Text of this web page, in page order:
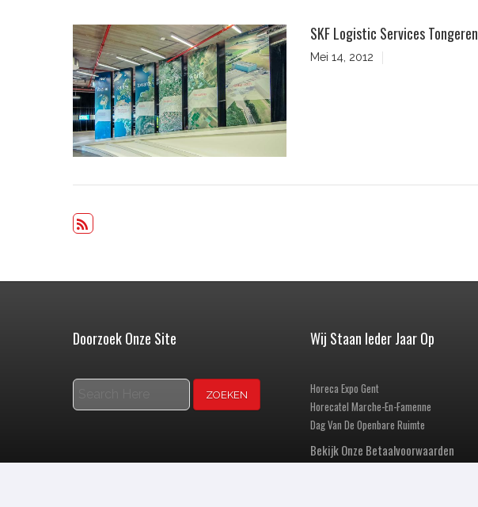
SKF Logistic Services Tongeren
Mei 14, 2012
Doorzoek Onze Site Wij Staan Ieder Jaar Op
Horeca Expo Gent
Horecatel Marche-En-Famenne
Dag Van De Openbare Ruimte
Bekijk Onze Betaalvoorwaarden